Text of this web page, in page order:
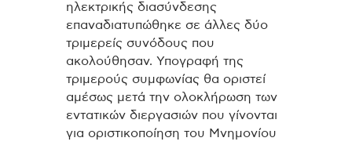
ηλεκτρικής διασύνδεσης
επαναδιατυπώθηκε σε άλλες δύο
τριμερείς συνόδους που
ακολούθησαν. Υπογραφή της
τριμερούς συμφωνίας θα οριστεί
αμέσως μετά την ολοκλήρωση των
εντατικών διεργασιών που γίνονται
για οριστικοποίηση του Μνημονίου